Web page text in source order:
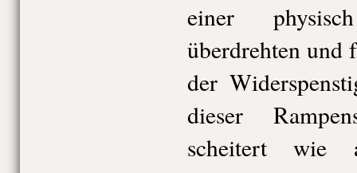
einer
überdrehten und
der
dieser
scheitert wie